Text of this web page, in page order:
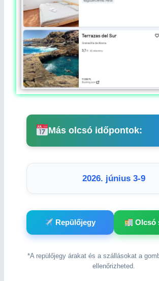
Más olcsó időpontok:
2026. június 3-9
Repülőjegy Olcsó
*A repülőjegy árakat és a szállásokat a
ellenőrizheted.